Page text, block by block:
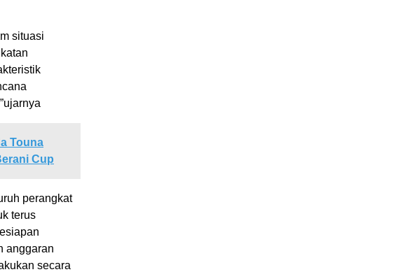
situasi
Touna
Cup
perangkat
terus
anggaran
secara